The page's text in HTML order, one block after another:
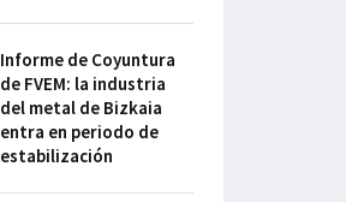
Informe de Coyuntura
de FVEM: la industria
del metal de Bizkaia
entra en periodo de
estabilización